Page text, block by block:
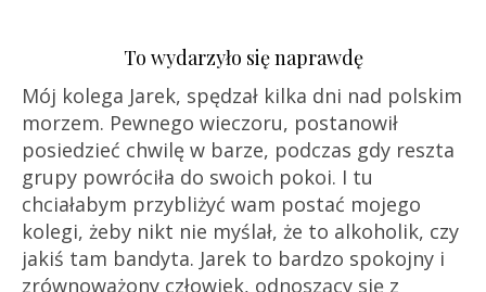
To wydarzyło się naprawdę
Mój kolega Jarek, spędzał kilka dni nad polskim
morzem. Pewnego wieczoru, postanowił
posiedzieć chwilę w barze, podczas gdy reszta
grupy powróciła do swoich pokoi. I tu
chciałabym przybliżyć wam postać mojego
kolegi, żeby nikt nie myślał, że to alkoholik, czy
jakiś tam bandyta. Jarek to bardzo spokojny i
zrównoważony człowiek, odnoszący się z